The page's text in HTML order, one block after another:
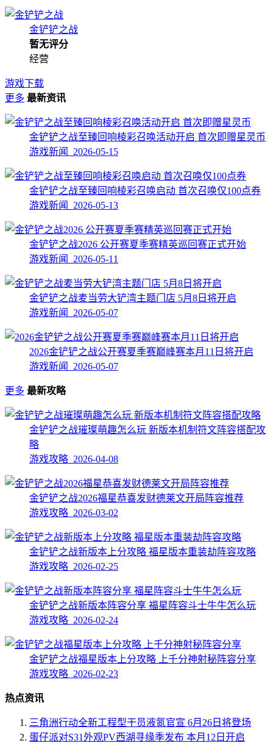
金铲铲之战
暂无评分
经营
游戏下载
更多 最新资讯
金铲铲之战至臻回响棱彩召唤活动开启 首次即赠星灵币
游戏新闻 2026-05-15
金铲铲之战至臻回响棱彩召唤启动 首次召唤仅100点券
游戏新闻 2026-05-13
金铲铲之战2026 公开赛夏季赛精英巡回赛正式开始
游戏新闻 2026-05-11
金铲铲之战麦当劳大铲湾主题门店 5月8日将开启
游戏新闻 2026-05-07
2026金铲铲之战公开赛夏季赛巅峰赛本月11日将开启
游戏新闻 2026-05-07
更多 最新攻略
金铲铲之战璀璨萌趣怎么玩 新版本机制符文阵容搭配攻
略
游戏攻略 2026-04-08
金铲铲之战2026福星恭喜发财德莱文开局阵容推荐
游戏攻略 2026-03-02
金铲铲之战新版本上分攻略 福星版本重装劫阵容攻略
游戏攻略 2026-02-25
金铲铲之战新版本阵容分享 福星阵容斗士牛牛怎么玩
游戏攻略 2026-02-24
金铲铲之战福星版本上分攻略 上千分神射秘阵容分享
游戏攻略 2026-02-23
热点资讯
三角洲行动全新工程型干员液氮官宣 6月26日将登场
蛋仔派对S31外观PV西湖寻缘季发布 本月12日开启